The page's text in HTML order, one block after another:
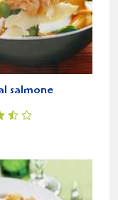
salmone